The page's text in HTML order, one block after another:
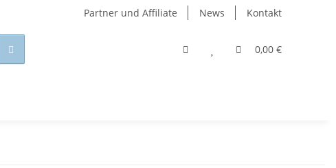
Partner und Affiliate News Kontakt
0,00 €